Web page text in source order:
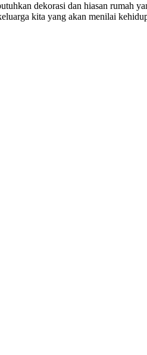
dekorasi dan hiasan rumah
kita yang akan menilai